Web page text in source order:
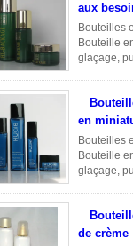
aux
Bouteilles
Bouteille
glaçage,
en
Bouteilles
Bouteille
glaçage,
de crème